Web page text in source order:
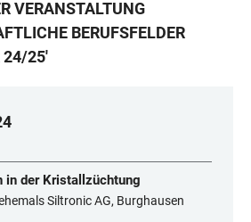
VERANSTALTUNG
BERUFSFELDER
24/25'
in der Kristallzüchtung
Siltronic AG, Burghausen